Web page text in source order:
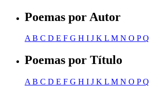
Poemas por Autor
AB C D E F G H I J K L M N O PQ
Poemas por Título
A B C D E F G H I J K L M N O PQ